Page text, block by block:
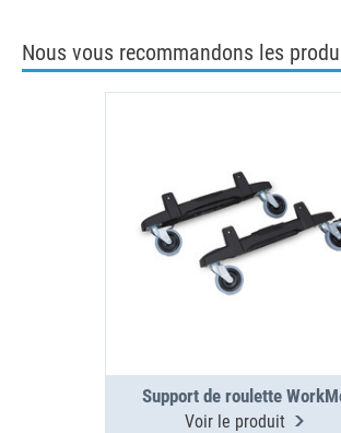
Nous vous recommandons les
Support de roulette
Voir le produit